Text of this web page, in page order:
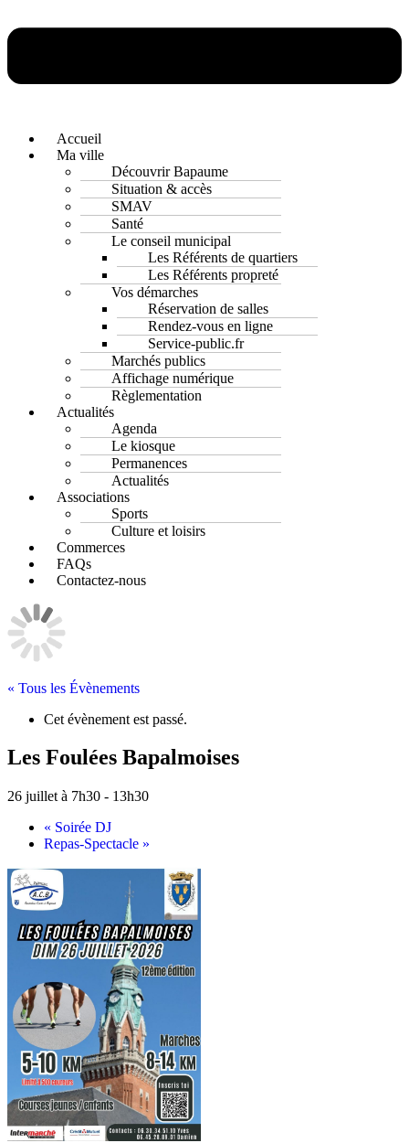
Accueil
Ma ville
Découvrir Bapaume
Situation & accès
SMAV
Santé
Le conseil municipal
Les Référents de quartiers
Les Référents propreté
Vos démarches
Réservation de salles
Rendez-vous en ligne
Service-public.fr
Marchés publics
Affichage numérique
Règlementation
Actualités
Agenda
Le kiosque
Permanences
Actualités
Associations
Sports
Culture et loisirs
Commerces
FAQs
Contactez-nous
« Tous les Évènements
Cet évènement est passé.
Les Foulées Bapalmoises
26 juillet à 7h30 - 13h30
« Soirée DJ
Repas-Spectacle »